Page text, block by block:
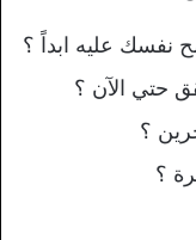
نفسك عليه ابداً ؟
حتي الآن ؟
؟
؟